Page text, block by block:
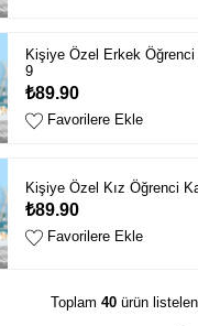
Kişiye Özel Erkek
9
₺89.90
Favorilere Ekle
Kişiye Özel Kız Öğrenci
₺89.90
Favorilere Ekle
Toplam 40 ürün